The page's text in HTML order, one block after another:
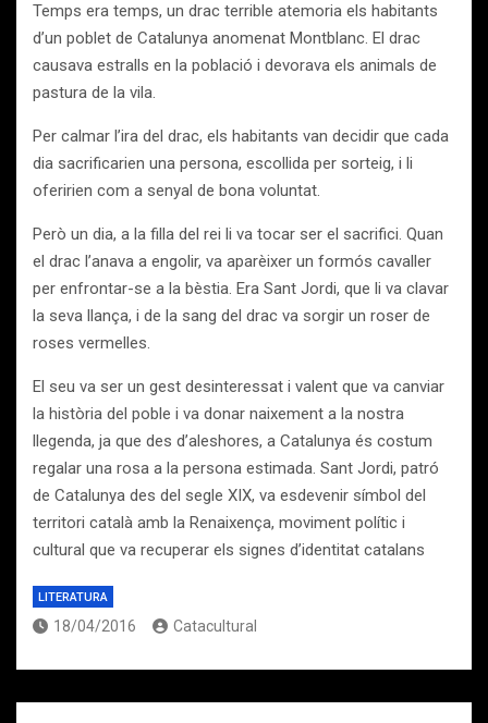
Temps era temps, un drac terrible atemoria els habitants
d’un poblet de Catalunya anomenat Montblanc. El drac
causava estralls en la població i devorava els animals de
pastura de la vila.
Per calmar l’ira del drac, els habitants van decidir que cada
dia sacrificarien una persona, escollida per sorteig, i li
oferirien com a senyal de bona voluntat.
Però un dia, a la filla del rei li va tocar ser el sacrifici. Quan
el drac l’anava a engolir, va aparèixer un formós cavaller
per enfrontar-se a la bèstia. Era Sant Jordi, que li va clavar
la seva llança, i de la sang del drac va sorgir un roser de
roses vermelles.
El seu va ser un gest desinteressat i valent que va canviar
la història del poble i va donar naixement a la nostra
llegenda, ja que des d’aleshores, a Catalunya és costum
regalar una rosa a la persona estimada. Sant Jordi, patró
de Catalunya des del segle XIX, va esdevenir símbol del
territori català amb la Renaixença, moviment polític i
cultural que va recuperar els signes d’identitat catalans
LITERATURA
18/04/2016 Catacultural